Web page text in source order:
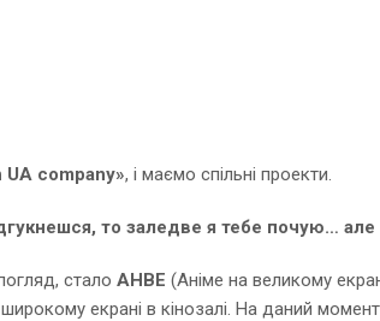
UA company», і маємо спільні проекти.
то заледве я тебе почую…
стало АНВЕ (Аніме на великому
екрані в кінозалі. На даний